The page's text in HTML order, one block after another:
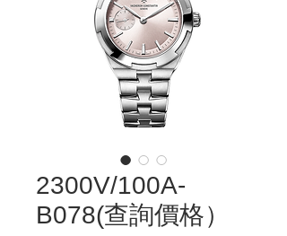
2300V/100A-
B078(查詢價格）